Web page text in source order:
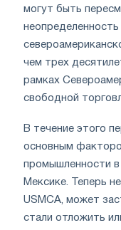
могут быть
чем трех
рамках
свободной
В течение этого
основным
промышленности
Мексике. Теперь
USMCA, может
стали отложить